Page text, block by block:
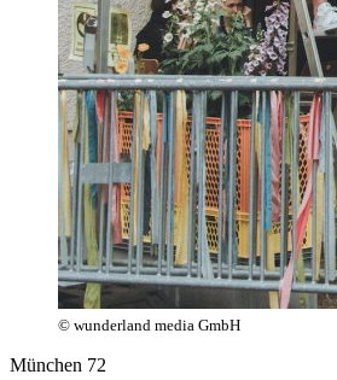
© wunderland media GmbH
München 72